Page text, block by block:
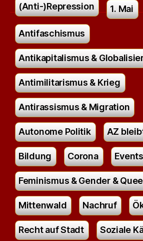
(Anti-)Repression 1. Mai
Antifaschismus
Antikapitalismus &
Antimilitarismus & Krieg
Antirassismus & Migration
Autonome Politik AZ
Bildung Corona Events
Feminismus & Gender &
Mittenwald Nachruf
Recht auf Stadt Soziale